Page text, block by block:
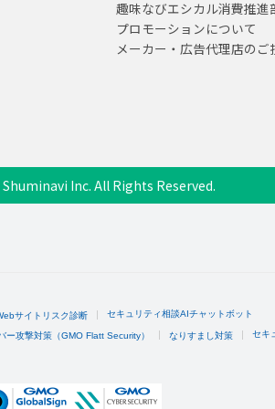
趣味なびエシカル消費推進
プロモーションについて
メーカー・広告代理店のご
Shuminavi Inc. All Rights Reserved.